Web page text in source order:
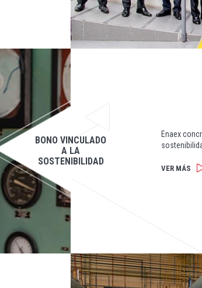
BONO VINCULADO
A LA
SOSTENIBILIDAD
Enaex
VER MÁS